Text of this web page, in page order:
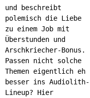
und beschreibt
polemisch die Liebe
zu einem Job mit
Überstunden und
Arschkriecher-Bonus.
Passen nicht solche
Themen eigentlich eh
besser ins Audiolith-
Lineup? Hier